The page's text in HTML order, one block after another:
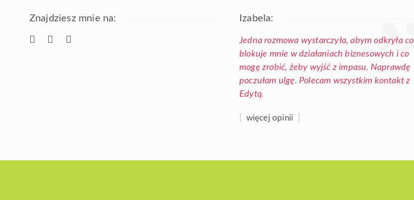
Znajdziesz mnie na: Izabela:
Jedna rozmowa wystarczyła, abym odkryła co
blokuje mnie w działaniach biznesowych i co
mogę zrobić, żeby wyjść z impasu. Naprawdę
poczułam ulgę. Polecam wszystkim kontakt z
Edytą.
więcej opinii